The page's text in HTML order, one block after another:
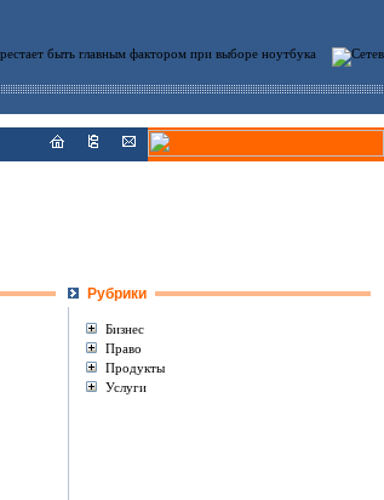
Рубрики
Бизнес
Право
Продукты
Услуги